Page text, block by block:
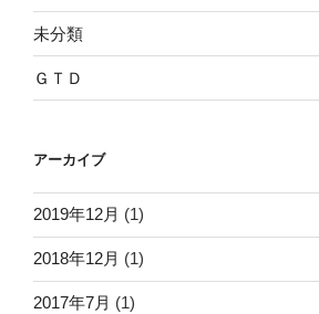
未分類
ＧＴＤ
アーカイブ
2019年12月 (1)
2018年12月 (1)
2017年7月 (1)